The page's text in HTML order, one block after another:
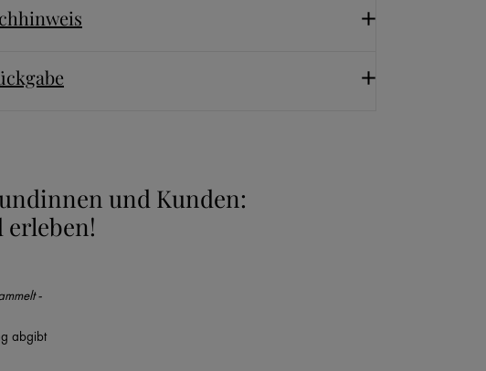
und Kunden:
erleben!
-
abgibt